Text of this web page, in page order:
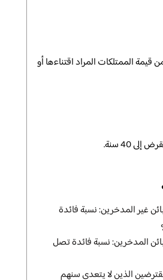
يصل إلى 90٪ من قيمة الممتلكات المراد اقتناءها أو
40 سنة.
غير المدخرين: نسبة فائدة
المدخرين: نسبة فائدة تصل
الذين لا يتعدى سنهم